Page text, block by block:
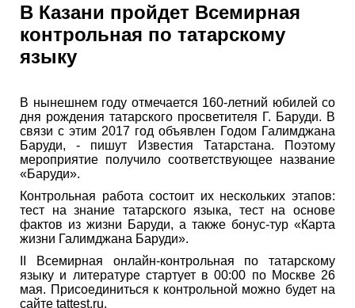
В Казани пройдет Всемирная
контрольная по татарскому
языку
В нынешнем году отмечается 160-летний юбилей со
дня рождения татарского просветителя Г. Баруди. В
связи с этим 2017 год объявлен Годом Галимджана
Баруди, - пишут Известия Татарстана. Поэтому
мероприятие получило соответствующее название
«Баруди».
Контрольная работа состоит их нескольких этапов:
тест на знание татарского языка, тест на основе
фактов из жизни Баруди, а также бонус-тур «Карта
жизни Галимджана Баруди».
II Всемирная онлайн-контрольная по татарскому
языку и литературе стартует в 00:00 по Москве 26
мая. Присоединиться к контрольной можно будет на
сайте tattest.ru.